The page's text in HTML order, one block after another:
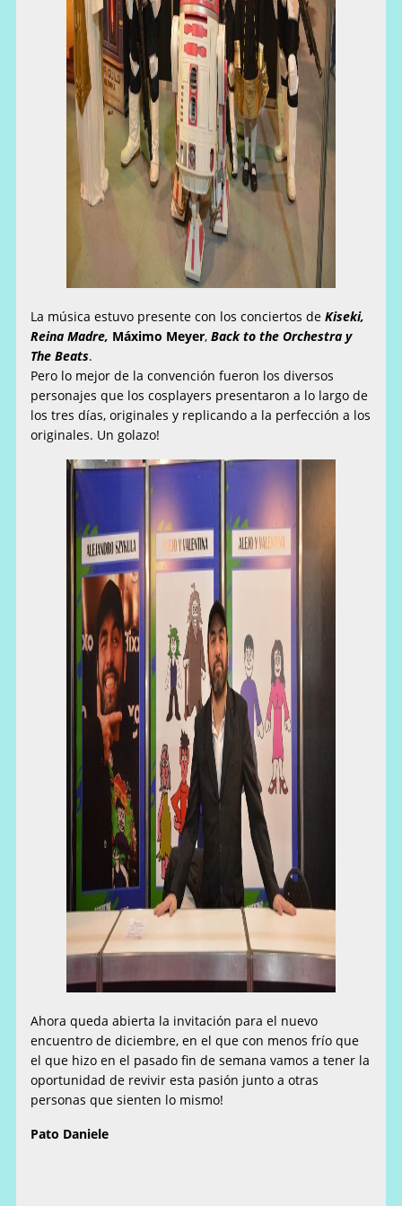
La música estuvo presente con los conciertos deKiseki,
Reina Madre, Máximo Meyer,Back to the Orchestra y
The Beats.
Pero lo mejor de la convención fueron los diversos
personajes que los cosplayers presentaron a lo largo de
los tres días, originales y replicando a la perfección a los
originales. Un golazo!
Ahora queda abierta la invitación para el nuevo
encuentro de diciembre, en el que con menos frío que
el que hizo en el pasado fin de semana vamos a tener la
oportunidad de revivir esta pasión junto a otras
personas que sienten lo mismo!
Pato Daniele